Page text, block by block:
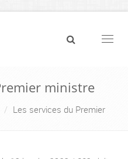
ministre
Les services du Premier